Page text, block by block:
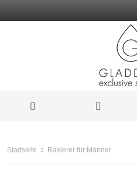
Startseite Rasierer für Männer